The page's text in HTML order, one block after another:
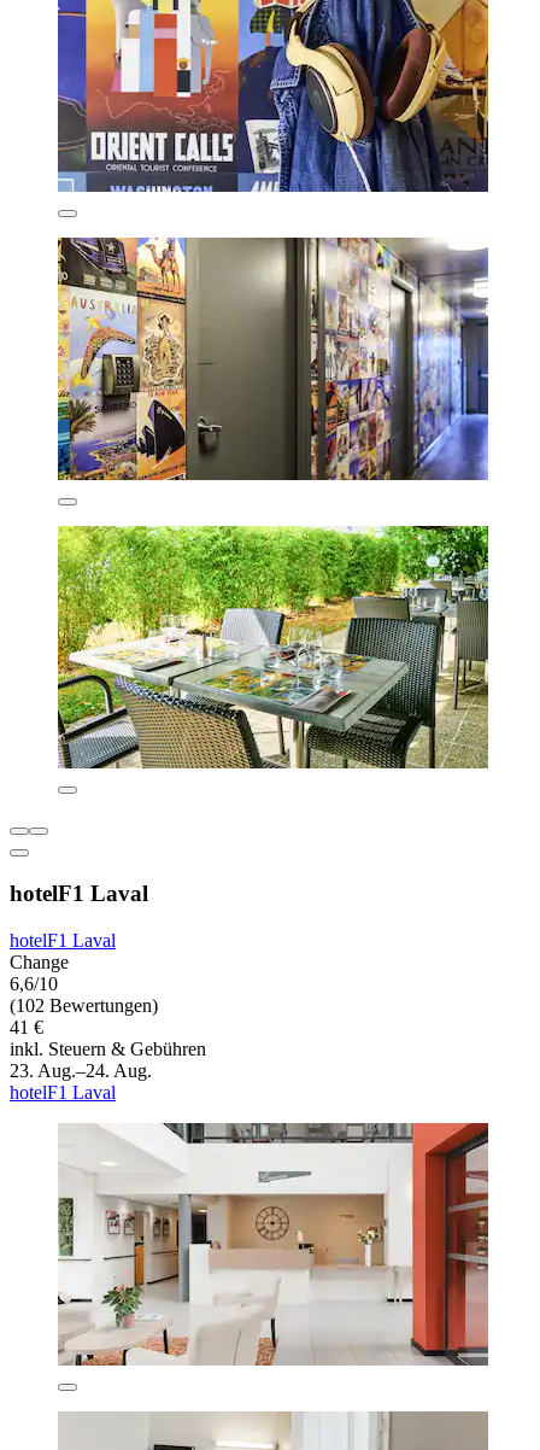
hotelF1 Laval
hotelF1 Laval
Change
6,6/10
(102 Bewertungen)
41 €
inkl. Steuern & Gebühren
23. Aug.–24. Aug.
hotelF1 Laval